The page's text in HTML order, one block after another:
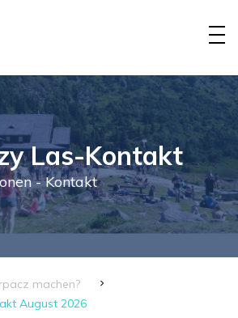
Las-Kontakt
- Kontakt
machen?
August 2026